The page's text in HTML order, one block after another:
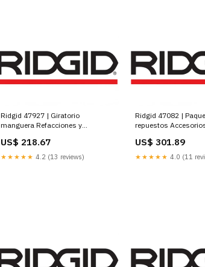
Ridgid 47927 | Giratorio
manguera Refacciones y
US$ 218.67
★★★★★ 4.2 (13 reviews)
Ridgid 47082 |
repuestos
US$ 301.89
★★★★★ 4.0 (11